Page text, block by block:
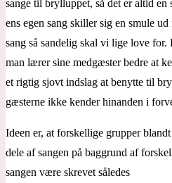
sange til brylluppet, så det er altid
ens egen sang skiller sig en smule
sang så sandelig skal vi lige love
man lærer sine medgæster bedre at
et rigtig sjovt indslag at benytte til
gæsterne ikke kender hinanden i
Ideen er, at forskellige grupper
dele af sangen på baggrund af
sangen være skrevet således